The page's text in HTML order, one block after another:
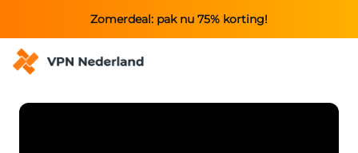
Zomerdeal: pak nu 75% korting!